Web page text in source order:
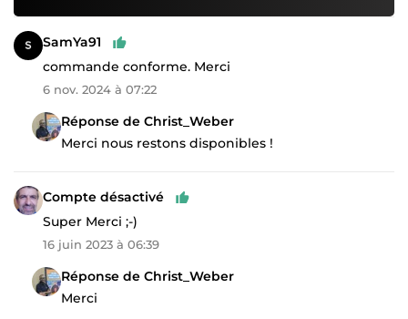
SamYa91
commande conforme. Merci
6 nov. 2024 à 07:22
Réponse de Christ_Weber
Merci nous restons disponibles !
Compte désactivé
Super Merci ;-)
16 juin 2023 à 06:39
Réponse de Christ_Weber
Merci